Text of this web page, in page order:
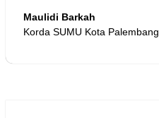
Maulidi Barkah
Korda SUMU Kota Palembang